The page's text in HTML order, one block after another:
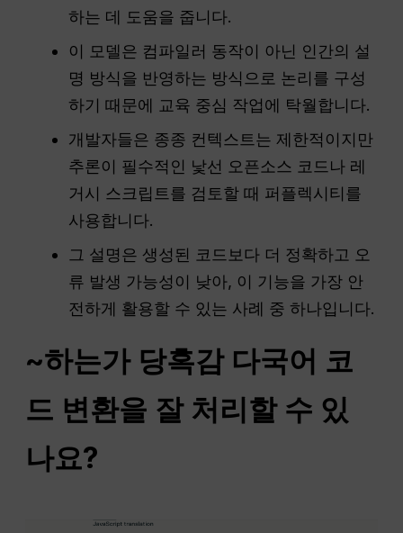
하는 데 도움을 줍니다.
이 모델은 컴파일러 동작이 아닌 인간의 설
명 방식을 반영하는 방식으로 논리를 구성
하기 때문에 교육 중심 작업에 탁월합니다.
개발자들은 종종 컨텍스트는 제한적이지만
추론이 필수적인 낯선 오픈소스 코드나 레
거시 스크립트를 검토할 때 퍼플렉시티를
사용합니다.
그 설명은 생성된 코드보다 더 정확하고 오
류 발생 가능성이 낮아, 이 기능을 가장 안
전하게 활용할 수 있는 사례 중 하나입니다.
~하는가 당혹감 다국어 코
드 변환을 잘 처리할 수 있
나요?